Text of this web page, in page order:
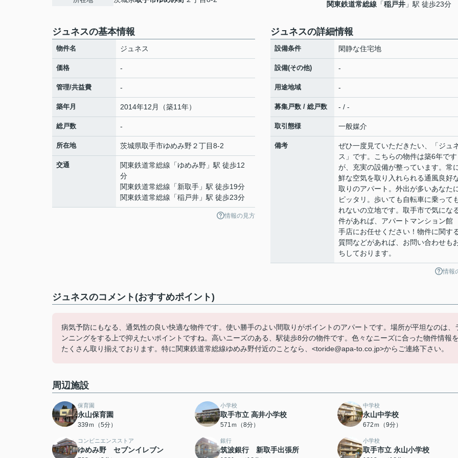
関東鉄道常総線 「稲戸井 」駅 徒歩23分
ジュネスの基本情報
物件名 ジュネス
価格 -
管理/共益費 -
築年月 2014年12月（築11年）
総戸数 -
所在地 茨城県取手市ゆめみ野２丁目8-2
交通 関東鉄道常総線 「ゆめみ野 」駅 徒歩12
分
関東鉄道常総線 「新取手 」駅 徒歩19分
関東鉄道常総線 「稲戸井 」駅 徒歩23分
情報の見方
ジュネスの詳細情報
設備条件 閑静な住宅地
設備(その他) -
用途地域 -
募集戸数 / 総戸数 - / -
取引態様 一般媒介
備考
ぜひ一度見ていただきたい、「ジュ
ス」です。こちらの物件は築6年です
が、充実の設備が整っています。常
鮮な空気を取り入れられる通風良好
取りのアパート。外出が多いあなた
ピッタリ。歩いても自転車に乗って
れないの立地です。取手市で気にな
件があれば、アパートマンション
手店にお任せください！物件に関す
質問などがあれば、お問い合わせも
ちしております。
情報
ジュネスのコメント(おすすめポイント)
病気予防にもなる、通気性の良い快適な物件です。使い勝手のよい間取りがポイントのアパートです。場所が平坦なのは、
ンニングをする上で抑えたいポイントですね。高いニーズのある、駅徒歩8分の物件です。色々なニーズに合った物件情報を
たくさん取り揃えております。特に関東鉄道常総線ゆめみ野付近のことなら、<toride@apa-to.co.jp>からご連絡下さい。
周辺施設
保育園
永山保育園
339ｍ（5分）
小学校
取手市立 高井小学校
571ｍ（8分）
中学校
永山中学校
672ｍ（9分）
コンビニエンスストア
ゆめみ野 セブンイレブン
銀行
筑波銀行 新取手出張所
小学校
取手市立 永山小学校